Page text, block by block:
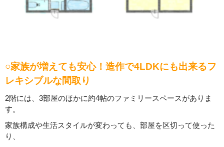
○家族が増えても安心！造作で4LDKにも出来るフ
レキシブルな間取り
2階には、3部屋のほかに約4帖のファミリースペースがありま
す。
家族構成や生活スタイルが変わっても、部屋を区切って使った
り、